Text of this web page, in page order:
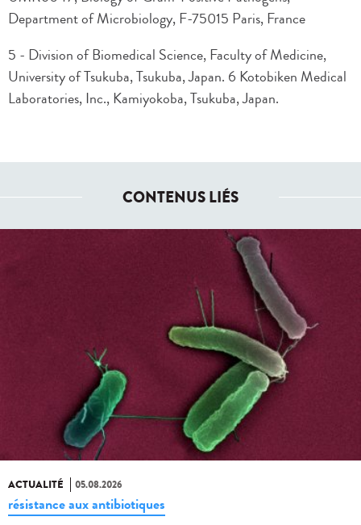
Department of Microbiology, F-75015 Paris, France
5 - Division of Biomedical Science, Faculty of Medicine,
University of Tsukuba, Tsukuba, Japan. 6 Kotobiken Medical
Laboratories, Inc., Kamiyokoba, Tsukuba, Japan.
CONTENUS LIÉS
ACTUALITÉ 05.08.2026
résistance aux antibiotiques